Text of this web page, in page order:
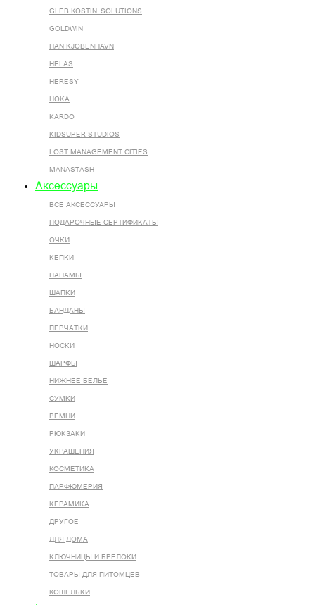
GLEB KOSTIN .SOLUTIONS
GOLDWIN
HAN KJOBENHAVN
HELAS
HERESY
HOKA
KARDO
KIDSUPER STUDIOS
LOST MANAGEMENT CITIES
MANASTASH
Аксессуары
ВСЕ AКСЕССУАРЫ
ПОДАРОЧНЫЕ СЕРТИФИКАТЫ
ОЧКИ
КЕПКИ
ПАНАМЫ
ШАПКИ
БАНДАНЫ
ПЕРЧАТКИ
НОСКИ
ШАРФЫ
НИЖНЕЕ БЕЛЬЕ
СУМКИ
РЕМНИ
РЮКЗАКИ
УКРАШЕНИЯ
КОСМЕТИКА
ПАРФЮМЕРИЯ
КЕРАМИКА
ДРУГОЕ
ДЛЯ ДОМА
КЛЮЧНИЦЫ И БРЕЛОКИ
ТОВАРЫ ДЛЯ ПИТОМЦЕВ
КОШЕЛЬКИ